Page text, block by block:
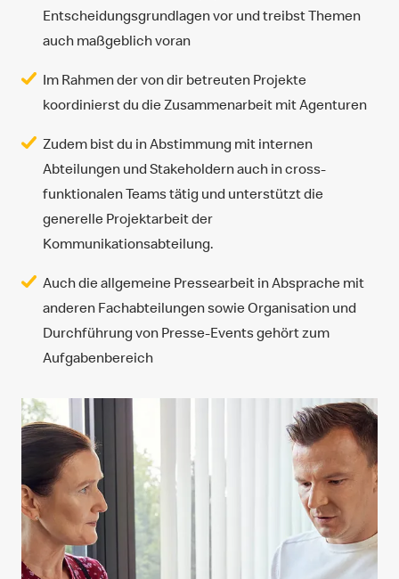
Entscheidungsgrundlagen vor und treibst Themen
auch maßgeblich voran
Im Rahmen der von dir betreuten Projekte
koordinierst du die Zusammenarbeit mit Agenturen
Zudem bist du in Abstimmung mit internen
Abteilungen und Stakeholdern auch in cross-
funktionalen Teams tätig und unterstützt die
generelle Projektarbeit der
Kommunikationsabteilung.
Auch die allgemeine Pressearbeit in Absprache mit
anderen Fachabteilungen sowie Organisation und
Durchführung von Presse-Events gehört zum
Aufgabenbereich